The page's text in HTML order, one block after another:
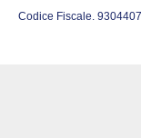
Codice Fiscale.